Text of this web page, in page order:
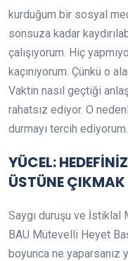
kurduğum bir sosyal
sonsuza kadar
çalışıyorum. Hiç
kaçınıyorum. Çünkü o
Vaktin nasıl geçtiği
rahatsız ediyor. O
durmayı tercih
YÜCEL:
ÜSTÜNE ÇIKMAK
Saygı duruşu ve İstiklal
BAU Mütevelli Heyet
boyunca ne yaparsanız